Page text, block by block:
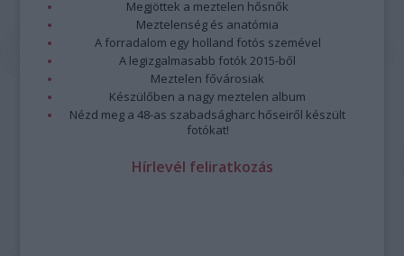
Megjöttek a meztelen hősnők
Meztelenség és anatómia
A forradalom egy holland fotós szemével
A legizgalmasabb fotók 2015-ből
Meztelen fővárosiak
Készülőben a nagy meztelen album
Nézd meg a 48-as szabadságharc hőseiről készült
fotókat!
Hírlevél feliratkozás